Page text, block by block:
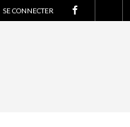
SE CONNECTER